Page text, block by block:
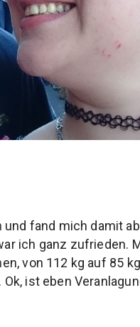
fand mich damit
ich ganz zufrieden.
von 112 kg auf 85
ist eben